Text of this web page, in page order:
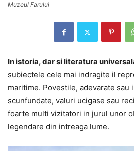
Muzeul Farului
In istoria, dar si literatura
subiectele cele mai indragite il
maritime. Povestile, adevarate sau
scunfundate, valuri ucigase sau
foarte multi vizitatori in jurul unor
legendare din intreaga lume.